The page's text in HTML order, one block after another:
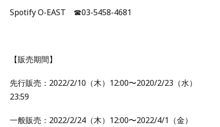
Spotify O-EAST ☎03-5458-4681
【販売期間】
先行販売：2022/2/10（木）12:00〜2020/2/23（水）
23:59
一般販売：2022/2/24（木）12:00〜2022/4/1（金）